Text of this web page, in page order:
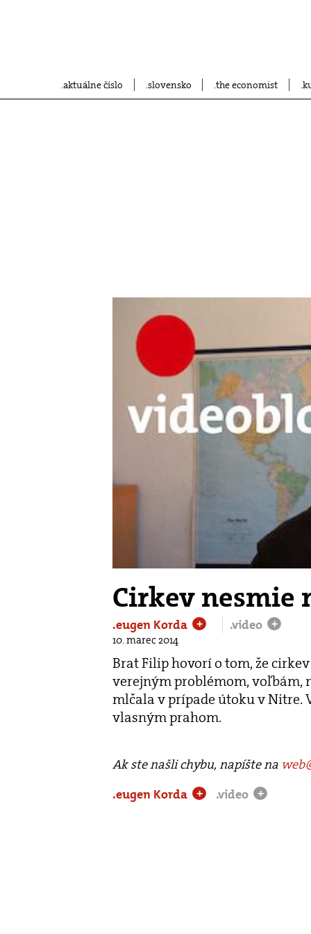
aktuálne číslo slovensko the economist
Cirkev nesmie
.eugen Korda + .video +
10. marec 2014
Brat Filip hovorí o tom, že
verejným problémom, voľbám,
mlčala v prípade útoku v Nitre.
vlasným prahom.
Ak ste našli chybu, napíšte na
.eugen Korda
+ .video +